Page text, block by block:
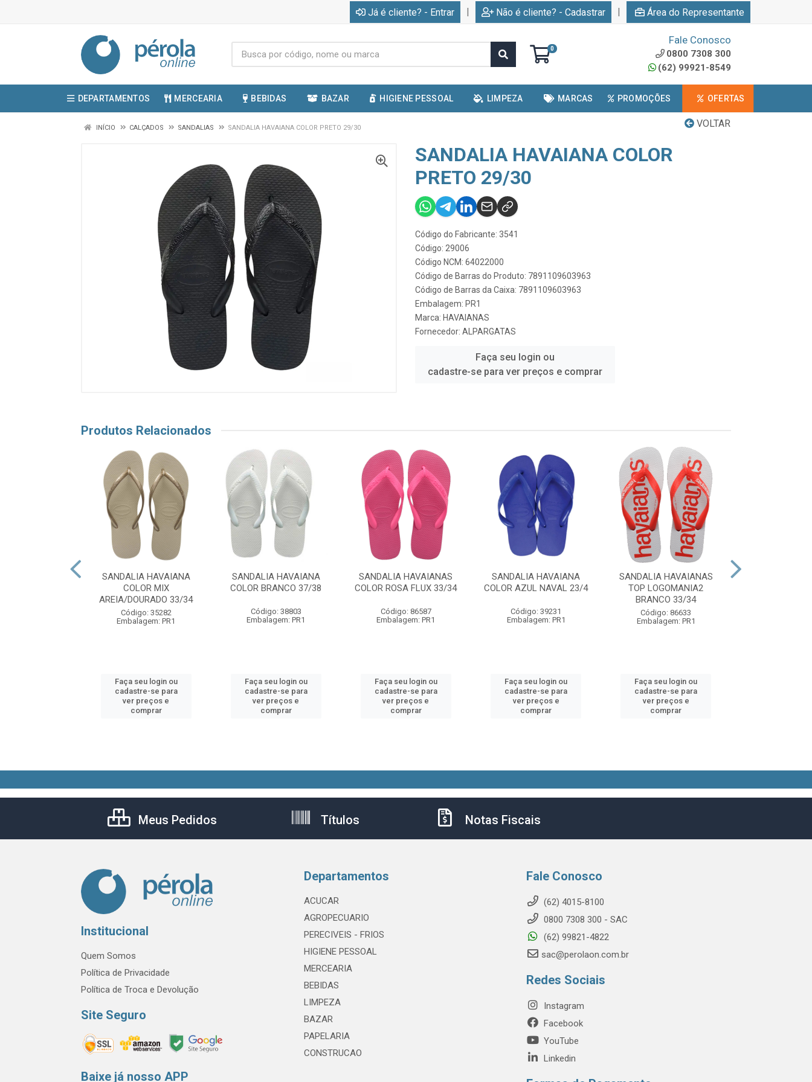
Já é cliente? - Entrar | Não é cliente? - Cadastrar | Área do Representante
0
Fale Conosco
0800 7308 300
(62) 99921-8549
DEPARTAMENTOS MERCEARIA BEBIDAS BAZAR HIGIENE PESSOAL LIMPEZA MARCAS PROMOÇÕES OFERTAS
VOLTAR
INÍCIO CALÇADOS SANDALIAS SANDALIA HAVAIANA COLOR PRETO 29/30
SANDALIA HAVAIANA COLOR
PRETO 29/30
Código do Fabricante: 3541
Código: 29006
Código NCM: 64022000
Código de Barras do Produto: 7891109603963
Código de Barras da Caixa: 7891109603963
Embalagem: PR1
Marca: HAVAIANAS
Fornecedor: ALPARGATAS
Faça seu login ou
cadastre-se para ver preços e comprar
Produtos Relacionados
SANDALIA HAVAIANA
COLOR MIX
AREIA/DOURADO 33/34
Código: 35282
Embalagem: PR1
Faça seu login ou
cadastre-se para
ver preços e
comprar
SANDALIA HAVAIANA
COLOR BRANCO 37/38
Código: 38803
Embalagem: PR1
Faça seu login ou
cadastre-se para
ver preços e
comprar
SANDALIA HAVAIANAS
COLOR ROSA FLUX 33/34
Código: 86587
Embalagem: PR1
Faça seu login ou
cadastre-se para
ver preços e
comprar
SANDALIA HAVAIANA
COLOR AZUL NAVAL 23/4
Código: 39231
Embalagem: PR1
Faça seu login ou
cadastre-se para
ver preços e
comprar
SANDALIA HAVAIANAS
TOP LOGOMANIA2
BRANCO 33/34
Código: 86633
Embalagem: PR1
Faça seu login ou
cadastre-se para
ver preços e
comprar
Meus Pedidos Títulos Notas Fiscais
Institucional
Quem Somos
Política de Privacidade
Política de Troca e Devolução
Site Seguro
Baixe já nosso APP
Departamentos
ACUCAR
AGROPECUARIO
PERECIVEIS - FRIOS
HIGIENE PESSOAL
MERCEARIA
BEBIDAS
LIMPEZA
BAZAR
PAPELARIA
CONSTRUCAO
Fale Conosco
(62) 4015-8100
0800 7308 300 - SAC
(62) 99821-4822
sac@perolaon.com.br
Redes Sociais
Instagram
Facebook
YouTube
Linkedin